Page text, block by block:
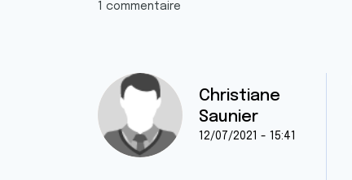
1 commentaire
Christiane
Saunier
12/07/2021 - 15:41